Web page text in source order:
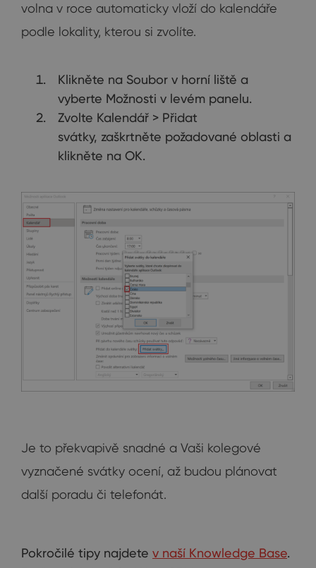
volna v roce automaticky vloží do kalendáře
podle lokality, kterou si zvolíte.
Klikněte na Soubor v horní liště a
vyberte Možnosti v levém panelu.
Zvolte Kalendář > Přidat
svátky, zaškrtněte požadované oblasti a
klikněte na OK.
Je to překvapivě snadné a Vaši kolegové
vyznačené svátky ocení, až budou plánovat
další poradu či telefonát.
Pokročilé tipy najdete v naší Knowledge Base.